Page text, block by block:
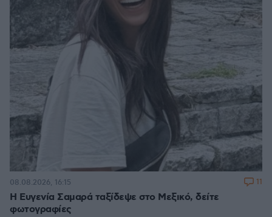
Η Ευγενία Σαμαρά ταξίδεψε στο Μεξικό, δείτε
φωτογραφίες
08.08.2026, 16:15 11